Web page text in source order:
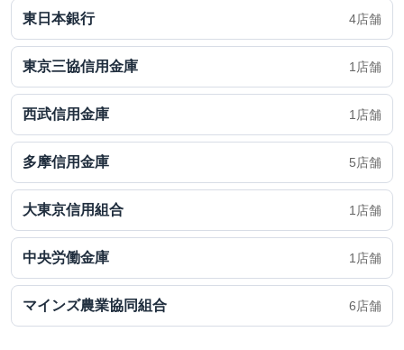
東日本銀行 4店舗
東京三協信用金庫 1店舗
西武信用金庫 1店舗
多摩信用金庫 5店舗
大東京信用組合 1店舗
中央労働金庫 1店舗
マインズ農業協同組合 6店舗